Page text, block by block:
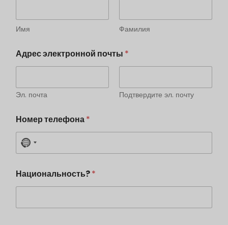
Имя Фамилия
Адрес электронной почты *
Эл. почта Подтвердите эл. почту
Номер телефона*
N
c
o
Национальность?*